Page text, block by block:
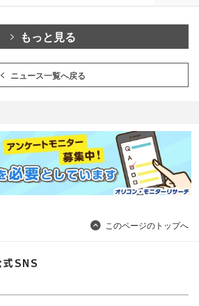
もっと見る
ニュース一覧へ戻る
このページのトップへ